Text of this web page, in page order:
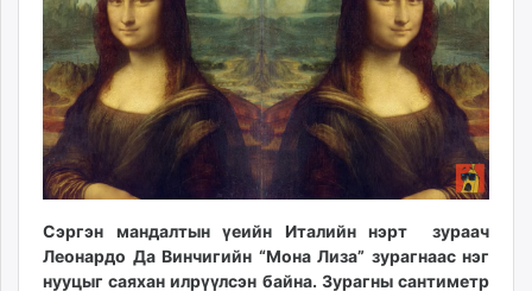
ikon.mn
mnb.mn
Livetv.mn
Eguur.mn
24tsag.mn
shuud.mn
eagle.mn
ergelt.mn
zarig.mn
today.mn
Сэргэн мандалтын үеийн Италийн нэрт зураач
Леонардо Да Винчигийн “Мона Лиза” зурагнаас нэг
нууцыг саяхан илрүүлсэн байна. Зурагны сантиметр